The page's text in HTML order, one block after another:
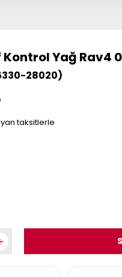
Yağ Rav4
28020)
taksitlerle